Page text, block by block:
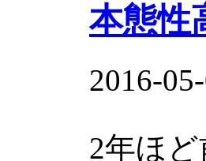
本態性
2016-
2年ほ